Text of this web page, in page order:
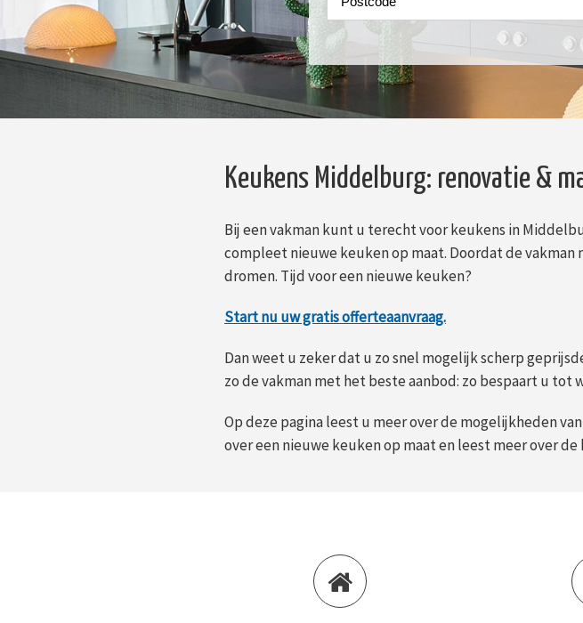
Keukens Middelburg: renovatie &
Bij een vakman kunt u terecht voor keukens in
compleet nieuwe keuken op maat. Doordat de
dromen. Tijd voor een nieuwe keuken?
Start nu uw gratis offerteaanvraag.
Dan weet u zeker dat u zo snel mogelijk scherp
zo de vakman met het beste aanbod: zo bespaart u tot
Op deze pagina leest u meer over de mogelijkheden
over een nieuwe keuken op maat en leest meer over